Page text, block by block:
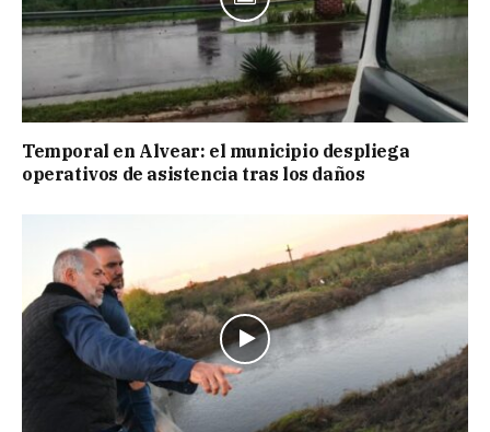
Temporal en Alvear: el municipio despliega
operativos de asistencia tras los daños